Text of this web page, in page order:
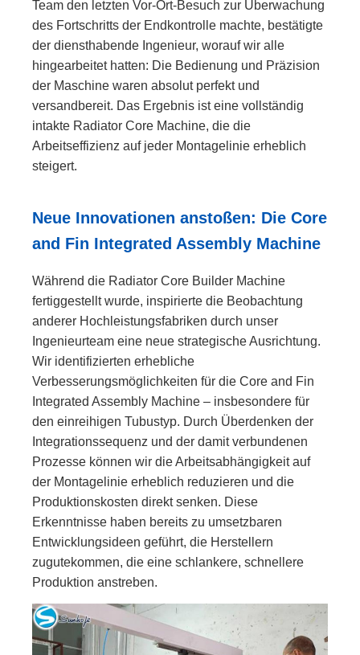
Team den letzten Vor-Ort-Besuch zur Überwachung
des Fortschritts der Endkontrolle machte, bestätigte
der diensthabende Ingenieur, worauf wir alle
hingearbeitet hatten: Die Bedienung und Präzision
der Maschine waren absolut perfekt und
versandbereit. Das Ergebnis ist eine vollständig
intakte Radiator Core Machine, die die
Arbeitseffizienz auf jeder Montagelinie erheblich
steigert.
Neue Innovationen anstoßen: Die Core
and Fin Integrated Assembly Machine
Während die Radiator Core Builder Machine
fertiggestellt wurde, inspirierte die Beobachtung
anderer Hochleistungsfabriken durch unser
Ingenieurteam eine neue strategische Ausrichtung.
Wir identifizierten erhebliche
Verbesserungsmöglichkeiten für die Core and Fin
Integrated Assembly Machine – insbesondere für
den einreihigen Tubustyp. Durch Überdenken der
Integrationssequenz und der damit verbundenen
Prozesse können wir die Arbeitsabhängigkeit auf
der Montagelinie erheblich reduzieren und die
Produktionskosten direkt senken. Diese
Erkenntnisse haben bereits zu umsetzbaren
Entwicklungsideen geführt, die Herstellern
zugutekommen, die eine schlankere, schnellere
Produktion anstreben.